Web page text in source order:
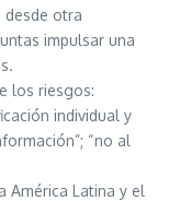
desde otra
impulsar una
los riesgos:
individual y
“no al
América Latina y el